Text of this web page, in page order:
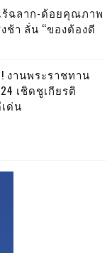
ฉลาก-ด้อยคุณภาพ
ช้า ลั่น “ของต้องดี
งานพระราชทาน
เชิดชูเกียรติ
ด่น